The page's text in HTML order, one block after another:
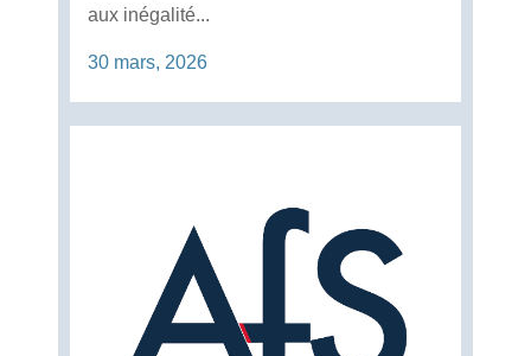
aux inégalité...
30 mars, 2026